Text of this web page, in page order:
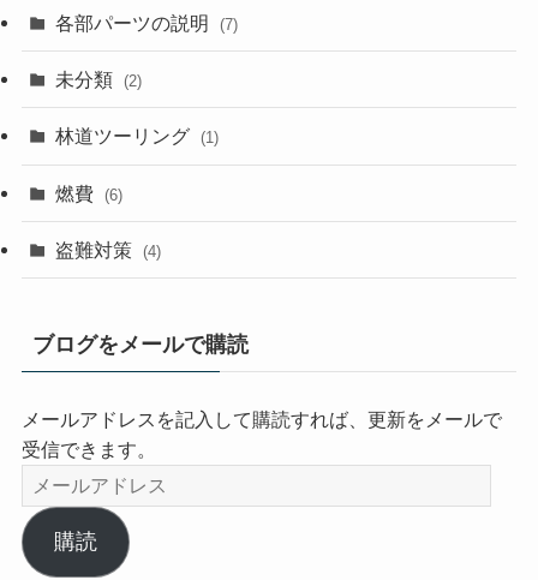
各部パーツの説明 (7)
未分類 (2)
林道ツーリング (1)
燃費 (6)
盗難対策 (4)
ブログをメールで購読
メールアドレスを記入して購読すれば、更新をメールで
受信できます。
メ
ー
ル
ア
購読